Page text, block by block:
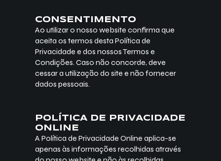
CONSENTIMENTO
Ao utilizar o nosso website confirma que
aceita os termos desta Política de
Privacidade e dos nossos Termos e
Condições. Caso não concorde, deve
cessar a utilização do site e não fornecer
dados pessoais.
POLÍTICA DE PRIVACIDADE
ONLINE
A Política de Privacidade Online aplica-se
apenas às informações recolhidas através